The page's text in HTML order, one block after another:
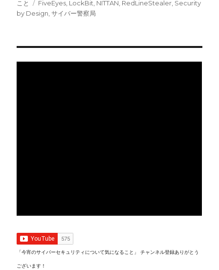
稿
日:
テ
ゴ
こと
タ
グ
FiveEyes LockBit NITTAN RedLineStealer Security
by Design ,サイバー警察局
「今宵のサイバーセキュリティについて気になること」 チャンネル登録ありがとう
ございます！